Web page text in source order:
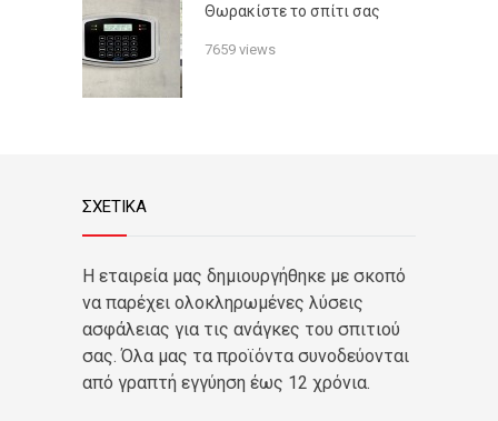
Θωρακίστε το σπίτι σας
7659 views
ΣΧΕΤΙΚΑ
Η εταιρεία μας δημιουργήθηκε με σκοπό
να παρέχει ολοκληρωμένες λύσεις
ασφάλειας για τις ανάγκες του σπιτιού
σας. Όλα μας τα προϊόντα συνοδεύονται
από γραπτή εγγύηση έως 12 χρόνια.